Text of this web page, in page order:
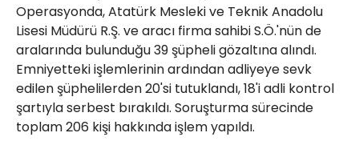
Operasyonda, Atatürk Mesleki ve Teknik Anadolu
Lisesi Müdürü R.Ş. ve aracı firma sahibi S.Ö.'nün de
aralarında bulunduğu 39 şüpheli gözaltına alındı.
Emniyetteki işlemlerinin ardından adliyeye sevk
edilen şüphelilerden 20'si tutuklandı, 18'i adli kontrol
şartıyla serbest bırakıldı. Soruşturma sürecinde
toplam 206 kişi hakkında işlem yapıldı.